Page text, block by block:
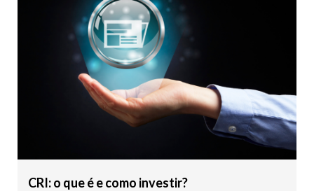
CRI: o que é e como investir?